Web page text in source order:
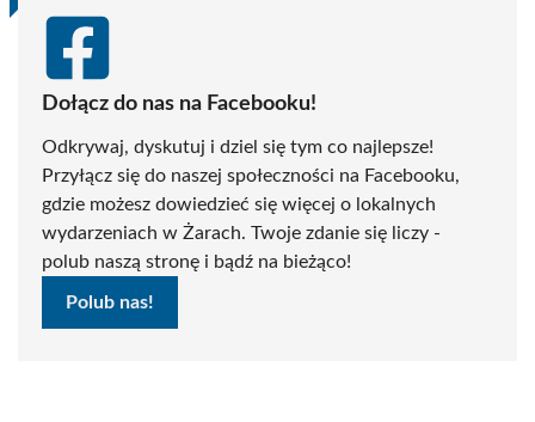
Dołącz do nas na Facebooku!
Odkrywaj, dyskutuj i dziel się tym co najlepsze!
Przyłącz się do naszej społeczności na Facebooku,
gdzie możesz dowiedzieć się więcej o lokalnych
wydarzeniach w Żarach. Twoje zdanie się liczy -
polub naszą stronę i bądź na bieżąco!
Polub nas!